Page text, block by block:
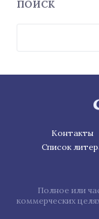
ПОИСК
Контакты
Список
Полное или
коммерческих